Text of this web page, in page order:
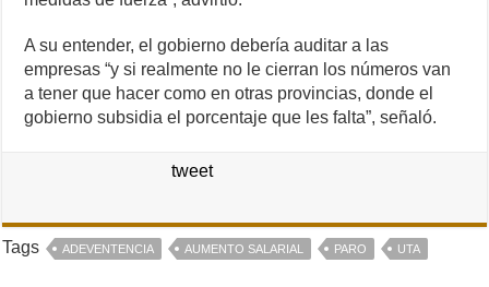
A su entender, el gobierno debería auditar a las
empresas “y si realmente no le cierran los números van
a tener que hacer como en otras provincias, donde el
gobierno subsidia el porcentaje que les falta”, señaló.
tweet
Tags ADEVENTENCIA AUMENTO SALARIAL PARO UTA